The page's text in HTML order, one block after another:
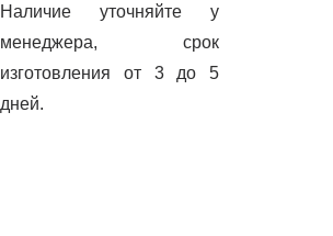
Наличие уточняйте у
менеджера, срок
изготовления от 3 до 5
дней.